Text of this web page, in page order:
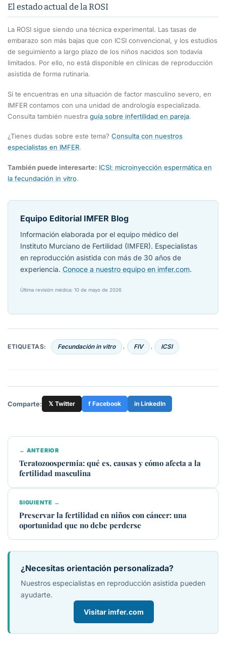
El estado actual de la ROSI
La ROSI sigue siendo una técnica experimental. Las tasas de
embarazo son más bajas que con ICSI convencional, y los estudios
de seguimiento a largo plazo de los niños nacidos son todavía
limitados. Por ello, no está disponible en clínicas de reproducción
asistida de forma rutinaria.
Si te encuentras en una situación de factor masculino severo, en
IMFER contamos con una unidad de andrología especializada.
Consulta también nuestra guía sobre infertilidad en pareja.
¿Tienes dudas sobre este tema? Consulta con nuestros
especialistas en IMFER.
También puede interesarte: ICSI: microinyección espermática en
la fecundación in vitro.
Equipo Editorial IMFER Blog
Información elaborada por el equipo médico del
Instituto Murciano de Fertilidad (IMFER). Especialistas
en reproducción asistida con más de 30 años de
experiencia. Conoce a nuestro equipo en imfer.com.
Última revisión médica: 10 de mayo de 2026
ETIQUETAS: Fecundación in vitro , FIV , ICSI
Comparte: 𝕏 Twitter f Facebook in LinkedIn
← ANTERIOR
Teratozoospermia: qué es, causas y cómo afecta a la
fertilidad masculina
SIGUIENTE →
Preservar la fertilidad en niños con cáncer: una
oportunidad que no debe perderse
¿Necesitas orientación personalizada?
Nuestros especialistas en reproducción asistida pueden
ayudarte.
Visitar imfer.com